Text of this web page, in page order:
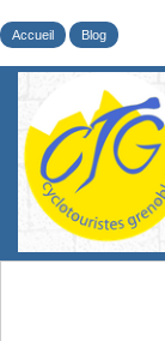
Accueil Blog